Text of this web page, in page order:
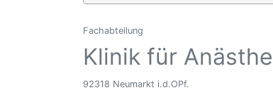
Fachabteilung
Klinik für
92318 Neumarkt i.d.OPf.